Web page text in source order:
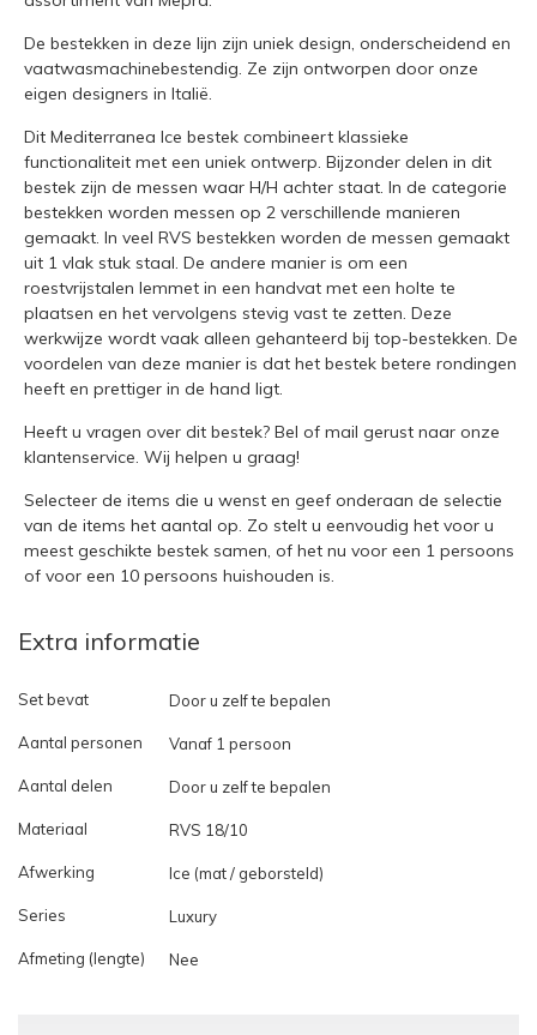
De bestekken in deze lijn zijn uniek design, onderscheidend en
vaatwasmachinebestendig. Ze zijn ontworpen door onze
eigen designers in Italië.
Dit Mediterranea Ice bestek combineert klassieke
functionaliteit met een uniek ontwerp. Bijzonder delen in dit
bestek zijn de messen waar H/H achter staat. In de categorie
bestekken worden messen op 2 verschillende manieren
gemaakt. In veel RVS bestekken worden de messen gemaakt
uit 1 vlak stuk staal. De andere manier is om een
roestvrijstalen lemmet in een handvat met een holte te
plaatsen en het vervolgens stevig vast te zetten. Deze
werkwijze wordt vaak alleen gehanteerd bij top-bestekken. De
voordelen van deze manier is dat het bestek betere rondingen
heeft en prettiger in de hand ligt.
Heeft u vragen over dit bestek? Bel of mail gerust naar onze
klantenservice. Wij helpen u graag!
Selecteer de items die u wenst en geef onderaan de selectie
van de items het aantal op. Zo stelt u eenvoudig het voor u
meest geschikte bestek samen, of het nu voor een 1 persoons
of voor een 10 persoons huishouden is.
Extra informatie
Set bevat Door u zelf te bepalen
Aantal personen Vanaf 1 persoon
Aantal delen Door u zelf te bepalen
Materiaal RVS 18/10
Afwerking Ice (mat / geborsteld)
Series Luxury
Afmeting (lengte) Nee